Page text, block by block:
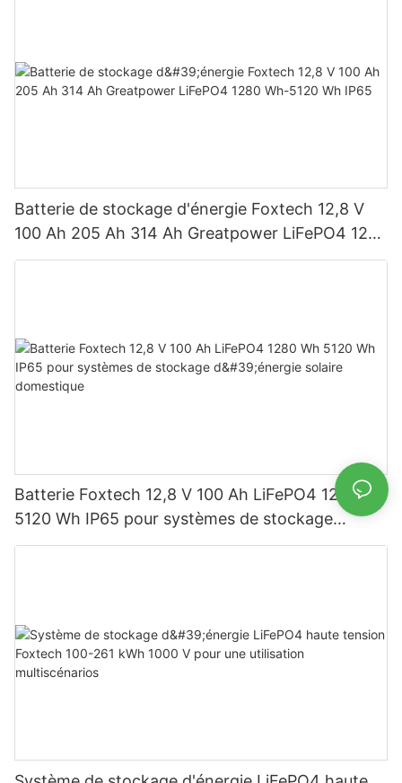
Batterie de stockage d'énergie Foxtech 12,8 V
100 Ah 205 Ah 314 Ah Greatpower LiFePO4 1280
Wh-5120 Wh IP65
Batterie Foxtech 12,8 V 100 Ah LiFePO4 1280 Wh
5120 Wh IP65 pour systèmes de stockage
d'énergie solaire domestique